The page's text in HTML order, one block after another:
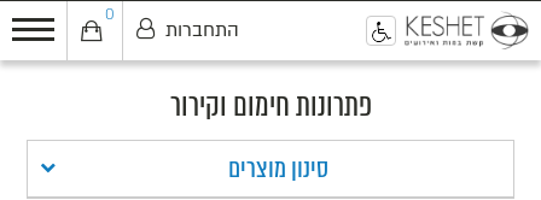
0
התחברות
פתרונות חימום וקירור
סינון מוצרים